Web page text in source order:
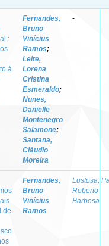
:
à
Fernandes,
Bruno
Vinícius
Ramos;
Leite,
Lorena
Cristina
Esmeraldo;
Nunes,
Danielle
Montenegro
Salamone;
Santana,
Cláudio
Moreira
-
de
Fernandes,
Bruno
Vinícius
Ramos
Lustosa,
Roberto
Barbosa